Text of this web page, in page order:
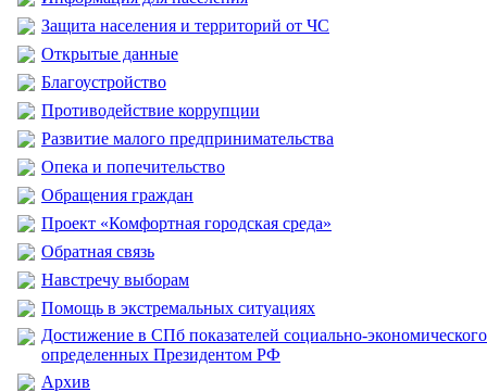
Защита населения и территорий от ЧС
Открытые данные
Благоустройство
Противодействие коррупции
Развитие малого предпринимательства
Опека и попечительство
Обращения граждан
Проект «Комфортная городская среда»
Обратная связь
Навстречу выборам
Помощь в экстремальных ситуациях
Достижение в СПб показателей социально-
определенных Президентом РФ
Архив